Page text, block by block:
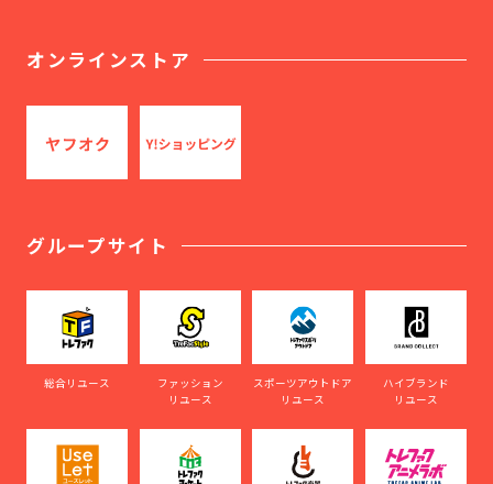
オンラインストア
グループサイト
総合リユース
ファッション
リユース
スポーツアウトドア
リユース
ハイブランド
リユース